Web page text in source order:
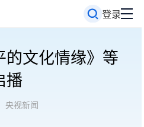
登录
的文化情缘》等
播
央视新闻